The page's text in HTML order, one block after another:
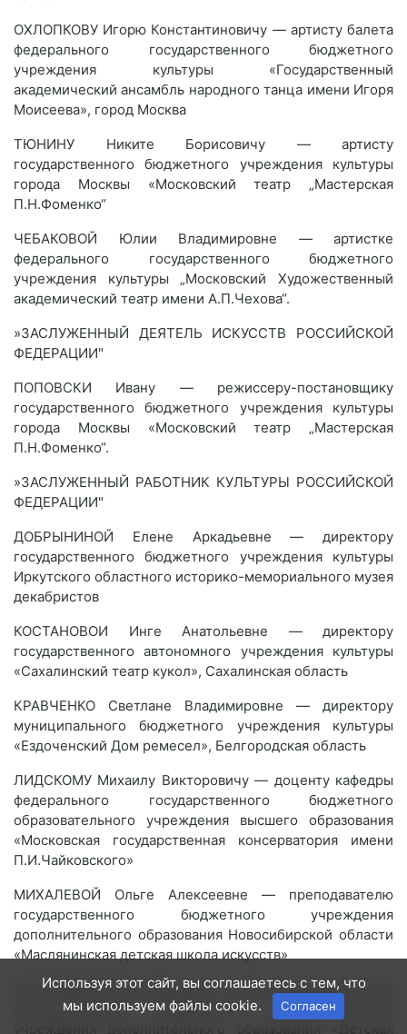
ОХЛОПКОВУ Игорю Константиновичу — артисту балета
федерального государственного бюджетного
учреждения культуры «Государственный
академический ансамбль народного танца имени Игоря
Моисеева», город Москва
ТЮНИНУ Никите Борисовичу — артисту
государственного бюджетного учреждения культуры
города Москвы «Московский театр „Мастерская
П.Н.Фоменко“
ЧЕБАКОВОЙ Юлии Владимировне — артистке
федерального государственного бюджетного
учреждения культуры „Московский Художественный
академический театр имени А.П.Чехова“.
»ЗАСЛУЖЕННЫЙ ДЕЯТЕЛЬ ИСКУССТВ РОССИЙСКОЙ
ФЕДЕРАЦИИ"
ПОПОВСКИ Ивану — режиссеру-постановщику
государственного бюджетного учреждения культуры
города Москвы «Московский театр „Мастерская
П.Н.Фоменко“.
»ЗАСЛУЖЕННЫЙ РАБОТНИК КУЛЬТУРЫ РОССИЙСКОЙ
ФЕДЕРАЦИИ"
ДОБРЫНИНОЙ Елене Аркадьевне — директору
государственного бюджетного учреждения культуры
Иркутского областного историко-мемориального музея
декабристов
КОСТАНОВОИ Инге Анатольевне — директору
государственного автономного учреждения культуры
«Сахалинский театр кукол», Сахалинская область
КРАВЧЕНКО Светлане Владимировне — директору
муниципального бюджетного учреждения культуры
«Ездоченский Дом ремесел», Белгородская область
ЛИДСКОМУ Михаилу Викторовичу — доценту кафедры
федерального государственного бюджетного
образовательного учреждения высшего образования
«Московская государственная консерватория имени
П.И.Чайковского»
МИХАЛЕВОЙ Ольге Алексеевне — преподавателю
государственного бюджетного учреждения
дополнительного образования Новосибирской области
«Маслянинская детская школа искусств»
ПУГАЧЕВОЙ Ирине Ивановне — заместителю директора
муниципального бюджетного образовательного
Используя этот сайт, вы соглашаетесь с тем, что
мы используем файлы cookie.
Согласен